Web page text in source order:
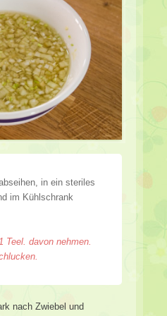
in ein steriles
im Kühlschrank
Teel. davon nehmen.
nach Zwiebel und